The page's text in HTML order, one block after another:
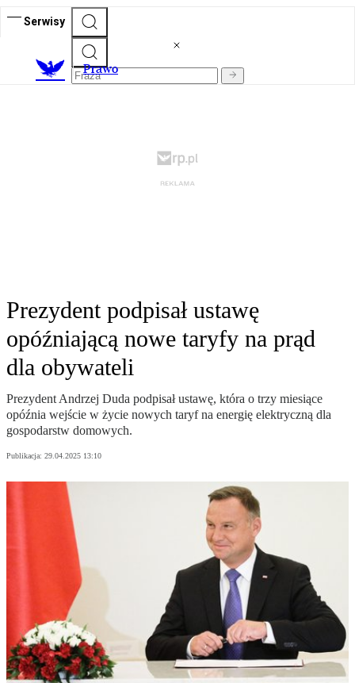
Serwisy
Prawo
Prezydent podpisał ustawę
opóźniającą nowe taryfy na prąd
dla obywateli
Prezydent Andrzej Duda podpisał ustawę, która o trzy miesiące
opóźnia wejście w życie nowych taryf na energię elektryczną dla
gospodarstw domowych.
Publikacja: 29.04.2025 13:10